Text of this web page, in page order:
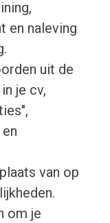
en naleving
uit de
je cv,
van op
om je